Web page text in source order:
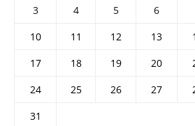
3 4 5 6
10
11 12 13
17
18 19 20
24
25 26 27
31